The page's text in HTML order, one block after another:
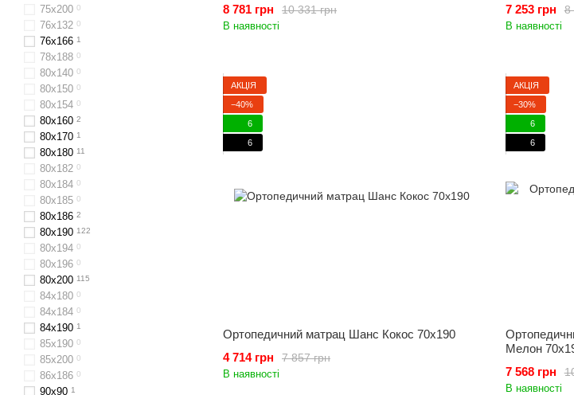
10 331 грн
8 781 грн
В наявності
8
7 253 грн
В наявності
АКЦІЯ
−40%
6
6
Ортопедичний матрац Шанс Кокос 70x190
7 857 грн
4 714 грн
В наявності
АКЦІЯ
−30%
6
6
Мелон
7 568 грн
В наявності
75х200 0
76x132 0
76x166 1
78х188 0
80х140 0
80x150 0
80х154 0
80х160 2
80x170 1
80х180 11
80х182 0
80х184 0
80х185 0
80x186 2
80x190 122
80х194 0
80х196 0
80x200 115
84х180 0
84x184 0
84х190 1
85х190 0
85х200 0
86х186 0
90х90 1